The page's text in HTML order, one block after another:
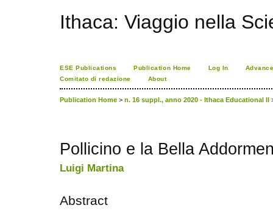
Ithaca: Viaggio nella
ESE Publications Publication Home Log In
Comitato di redazione
About
Publication Home > n. 16 suppl., anno 2020 - Ithaca Educational II
Pollicino e la Bella
Luigi Martina
Abstract